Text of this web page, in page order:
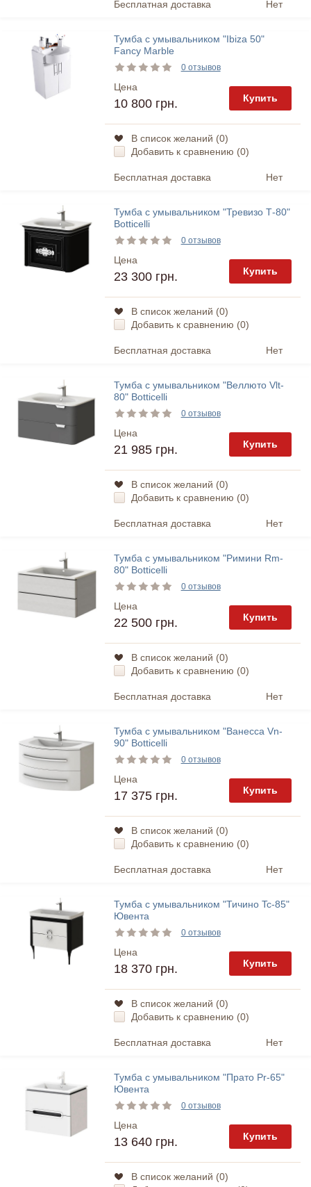
Бесплатная доставка Нет
Тумба с умывальником "Ibiza 50"
Fancy Marble
0 отзывов
Цена
10 800 грн. Купить
В список желаний (0)
Добавить к сравнению (0)
Бесплатная доставка Нет
Тумба с умывальником "Тревизо Т-80"
Botticelli
0 отзывов
Цена
23 300 грн. Купить
В список желаний (0)
Добавить к сравнению (0)
Бесплатная доставка Нет
Тумба с умывальником "Веллюто Vlt-
80" Botticelli
0 отзывов
Цена
21 985 грн. Купить
В список желаний (0)
Добавить к сравнению (0)
Бесплатная доставка Нет
Тумба с умывальником "Римини Rm-
80" Botticelli
0 отзывов
Цена
22 500 грн. Купить
В список желаний (0)
Добавить к сравнению (0)
Бесплатная доставка Нет
Тумба с умывальником "Ванесса Vn-
90" Botticelli
0 отзывов
Цена
17 375 грн. Купить
В список желаний (0)
Добавить к сравнению (0)
Бесплатная доставка Нет
Тумба с умывальником "Тичино Tc-85"
Ювента
0 отзывов
Цена
18 370 грн. Купить
В список желаний (0)
Добавить к сравнению (0)
Бесплатная доставка Нет
Тумба с умывальником "Прато Pr-65"
Ювента
0 отзывов
Цена
13 640 грн. Купить
В список желаний (0)